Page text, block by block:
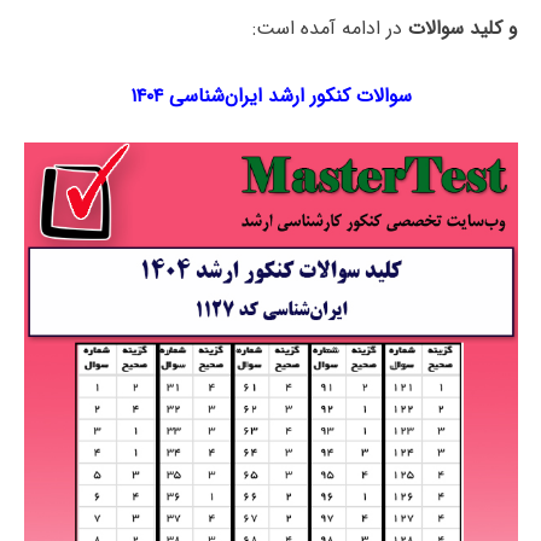
و کلید سوالات در ادامه آمده است:
سوالات کنکور ارشد ایران‌شناسی ۱۴۰۴